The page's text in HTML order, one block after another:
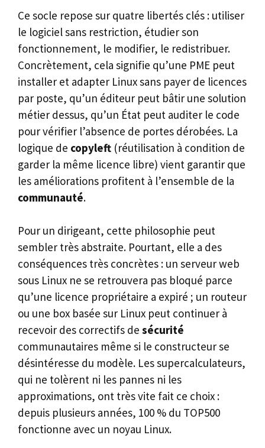
Ce socle repose sur quatre libertés clés : utiliser
le logiciel sans restriction, étudier son
fonctionnement, le modifier, le redistribuer.
Concrètement, cela signifie qu’une PME peut
installer et adapter Linux sans payer de licences
par poste, qu’un éditeur peut bâtir une solution
métier dessus, qu’un État peut auditer le code
pour vérifier l’absence de portes dérobées. La
logique de copyleft (réutilisation à condition de
garder la même licence libre) vient garantir que
les améliorations profitent à l’ensemble de la
communauté.
Pour un dirigeant, cette philosophie peut
sembler très abstraite. Pourtant, elle a des
conséquences très concrètes : un serveur web
sous Linux ne se retrouvera pas bloqué parce
qu’une licence propriétaire a expiré ; un routeur
ou une box basée sur Linux peut continuer à
recevoir des correctifs de sécurité
communautaires même si le constructeur se
désintéresse du modèle. Les supercalculateurs,
qui ne tolèrent ni les pannes ni les
approximations, ont très vite fait ce choix :
depuis plusieurs années, 100 % du TOP500
fonctionne avec un noyau Linux.